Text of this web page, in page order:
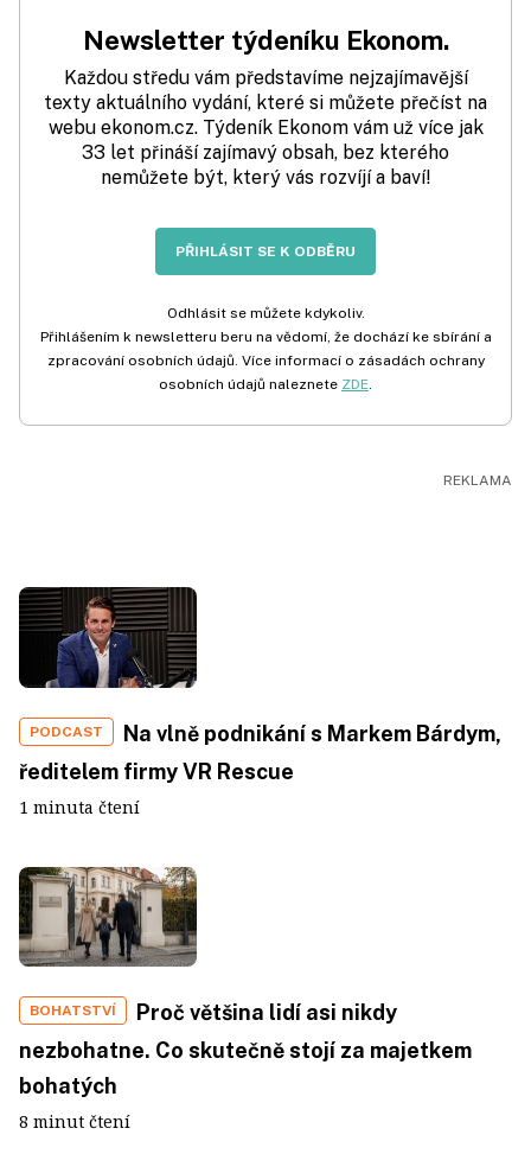
Newsletter týdeníku Ekonom.
Každou středu vám představíme nejzajímavější
texty aktuálního vydání, které si můžete přečíst na
webu ekonom.cz. Týdeník Ekonom vám už více jak
33 let přináší zajímavý obsah, bez kterého
nemůžete být, který vás rozvíjí a baví!
PŘIHLÁSIT SE K ODBĚRU
Odhlásit se můžete kdykoliv.
Přihlášením k newsletteru beru na vědomí, že dochází ke sbírání a
zpracování osobních údajů. Více informací o zásadách ochrany
osobních údajů naleznete ZDE.
PODCAST
Na vlně podnikání s Markem Bárdym,
ředitelem firmy VR Rescue
1 minuta čtení
BOHATSTVÍ
Proč většina lidí asi nikdy
nezbohatne. Co skutečně stojí za majetkem
bohatých
8 minut čtení